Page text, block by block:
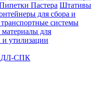
Пастера Штативы
для сбора и
системы
для
и утилизации
СПК